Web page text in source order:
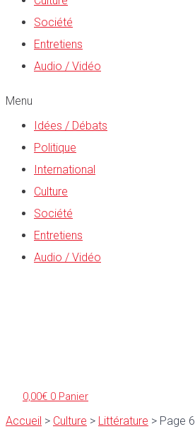
Société
Entretiens
Audio / Vidéo
Menu
Idées / Débats
Politique
International
Culture
Société
Entretiens
Audio / Vidéo
0,00€ 0 Panier
Accueil > Culture > Littérature > Page 6